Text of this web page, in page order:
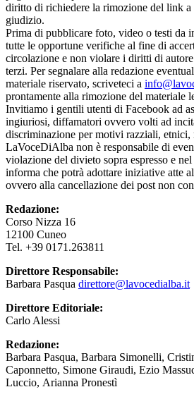
diritto di richiedere la rimozione del link a
giudizio.
Prima di pubblicare foto, video o testi da
tutte le opportune verifiche al fine di
circolazione e non violare i diritti di
terzi. Per segnalare alla redazione
materiale riservato, scriveteci a
prontamente alla rimozione del materiale
Invitiamo i gentili utenti di Facebook ad
ingiuriosi, diffamatori ovvero volti ad
discriminazione per motivi razziali,
LaVoceDiAlba non è responsabile di
violazione del divieto sopra espresso e
informa che potrà adottare iniziative atte
ovvero alla cancellazione dei post non
Redazione:
Corso Nizza 16
12100 Cuneo
Tel. +39 0171.263811
Direttore Responsabile:
Barbara Pasqua direttore@lavocedialba.it
Direttore Editoriale:
Carlo Alessi
Redazione:
Barbara Pasqua, Barbara Simonelli,
Caponnetto, Simone Giraudi, Ezio
Luccio, Arianna Pronestì